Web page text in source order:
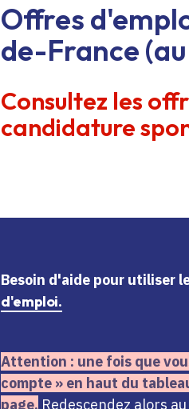
Offres
de-France
Consultez les
candidature
Besoin d'aide pour utiliser
d'emploi.
Attention : une fois que
compte » en haut du
page. Redescendez alors